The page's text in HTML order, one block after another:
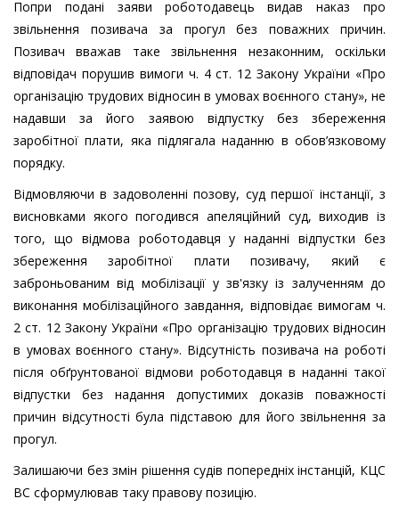
Попри подані заяви роботодавець видав наказ про
звільнення позивача за прогул без поважних причин.
Позивач вважав таке звільнення незаконним, оскільки
відповідач порушив вимоги ч. 4 ст. 12 Закону України «Про
організацію трудових відносин в умовах воєнного стану», не
надавши за його заявою відпустку без збереження
заробітної плати, яка підлягала наданню в обов’язковому
порядку.
Відмовляючи в задоволенні позову, суд першої інстанції, з
висновками якого погодився апеляційний суд, виходив із
того, що відмова роботодавця у наданні відпустки без
збереження заробітної плати позивачу, який є
заброньованим від мобілізації у зв'язку із залученням до
виконання мобілізаційного завдання, відповідає вимогам ч.
2 ст. 12 Закону України «Про організацію трудових відносин
в умовах воєнного стану». Відсутність позивача на роботі
після обґрунтованої відмови роботодавця в наданні такої
відпустки без надання допустимих доказів поважності
причин відсутності була підставою для його звільнення за
прогул.
Залишаючи без змін рішення судів попередніх інстанцій, КЦС
ВС сформулював таку правову позицію.